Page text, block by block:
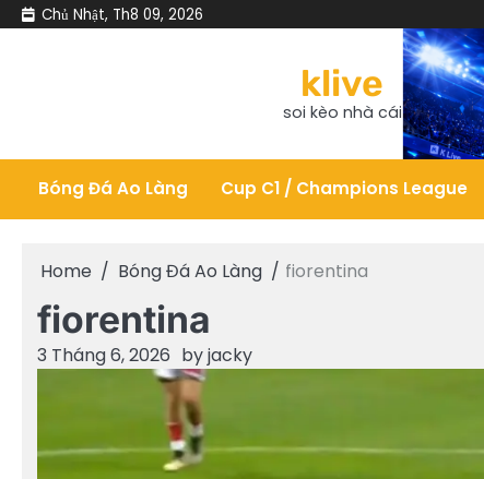
Skip Chủ Nhật, Th8 09, 2026
klive
soi kèo nhà cái
Bóng Đá Ao Làng Cup C1 / Champions League
Home Bóng Đá Ao Làng fiorentina
fiorentina
3 Tháng 6, 2026 byjacky